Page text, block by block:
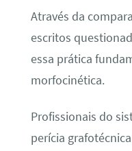
Através da
escritos
essa prática
morfocinética.
Profissionais do
perícia